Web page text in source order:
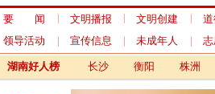
文明播报 文明创建 道德模范
活动 宣传信息 未成年人 志愿服务
好人榜 长沙 衡阳 株洲 湘潭